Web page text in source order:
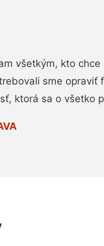
všetkým, kto
sme opraviť
ktorá sa o všetko